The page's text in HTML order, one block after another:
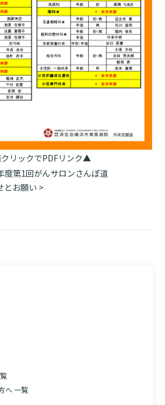
リックでPDFリンク▲
度第1回がんサロンさんぽ道
とお願い >
へ 一覧